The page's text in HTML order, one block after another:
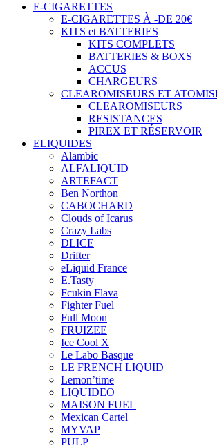
E-CIGARETTES
E-CIGARETTES À -DE 20€
KITS et BATTERIES
KITS COMPLETS
BATTERIES & BOXS
ACCUS
CHARGEURS
CLEAROMISEURS ET
CLEAROMISEURS
RESISTANCES
PIREX ET RÉSERVOIR
ELIQUIDES
Alambic
ALFALIQUID
ARTEFACT
Ben Northon
CABOCHARD
Clouds of Icarus
Crazy Labs
DLICE
Drifter
eLiquid France
E.Tasty
Fcukin Flava
Fighter Fuel
Full Moon
FRUIZEE
Ice Cool X
Le Labo Basque
LE FRENCH LIQUID
Lemon’time
LIQUIDEO
MAISON FUEL
Mexican Cartel
MYVAP
PULP